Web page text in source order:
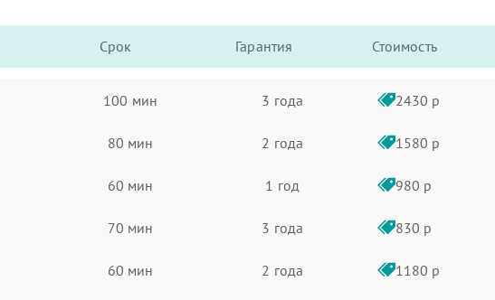
Срок Гарантия Стоимость
100 мин 3 года 2430 р
80 мин 2 года 1580 р
60 мин 1 год 980 р
70 мин 3 года 830 р
60 мин 2 года 1180 р